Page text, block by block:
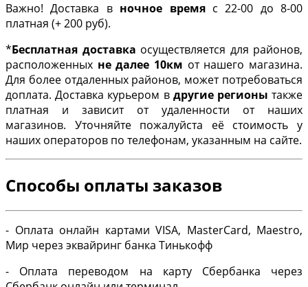
Важно! Доставка в ночное времяс 22-00 до 8-00
платная (+ 200 руб).
*Бесплатная доставка осуществляется для районов,
расположенных не далее 10км от нашего магазина.
Для более отдаленных районов, может потребоваться
доплата. Доставка курьером в другие регионы также
платная и зависит от удаленности от наших
магазинов. Уточняйте пожалуйста её стоимость у
наших операторов по телефонам, указанным на сайте.
Способы оплаты заказов
- Оплата онлайн картами VISA, MasterCard, Maestro,
Мир через эквайринг банка Тинькофф
- Оплата переводом на карту Сбербанка через